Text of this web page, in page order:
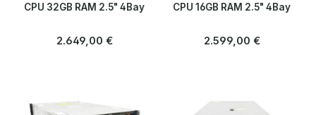
CPU 32GB RAM 2.5" 4Bay
Regulärer Preis:
2.649,00 €
CPU 16GB RAM 2.5" 4Bay
Regulärer Preis:
2.599,00 €